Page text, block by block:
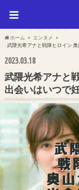
ホーム
エンタメ
武隈光希アナと戦隊ヒロイン
2023.03.18
武隈光希アナと
出会いはいつで